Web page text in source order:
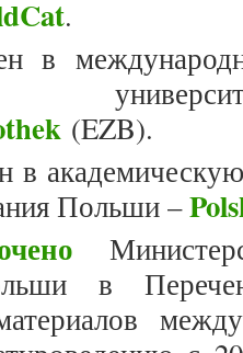
.
в
(EZB).
в
Польши –
в